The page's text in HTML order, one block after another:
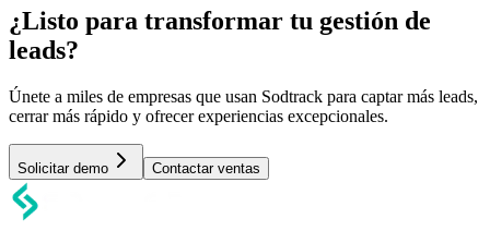
¿Listo para transformar tu gestión de
leads?
Únete a miles de empresas que usan Sodtrack para captar más leads,
cerrar más rápido y ofrecer experiencias excepcionales.
Solicitar demo Contactar ventas